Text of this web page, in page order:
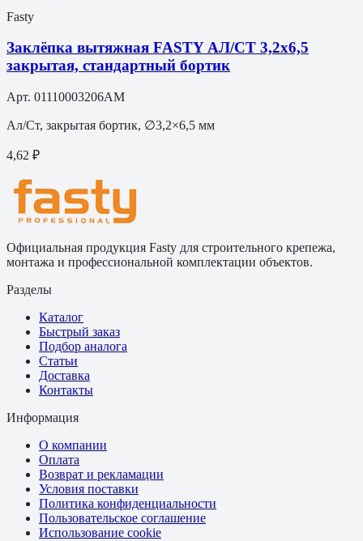
Fasty
Заклёпка вытяжная FASTY АЛ/СТ 3,2х6,5
закрытая, стандартный бортик
Арт. 01110003206AM
Ал/Ст, закрытая бортик, ∅3,2×6,5 мм
4,62 ₽
Официальная продукция Fasty для строительного крепежа,
монтажа и профессиональной комплектации объектов.
Разделы
Каталог
Быстрый заказ
Подбор аналога
Статьи
Доставка
Контакты
Информация
О компании
Оплата
Возврат и рекламации
Условия поставки
Политика конфиденциальности
Пользовательское соглашение
Использование cookie